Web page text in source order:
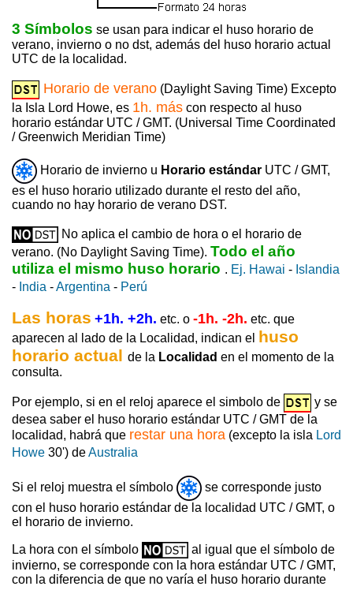
3 Símbolos se usan para indicar el huso horario de
verano, invierno o no dst, además del huso horario actual
UTC de la localidad.
Horario de verano (Daylight Saving Time) Excepto
la Isla Lord Howe, es 1h. más con respecto al huso
horario estándar UTC / GMT. (Universal Time Coordinated
/ Greenwich Meridian Time)
Horario de invierno u Horario estándar UTC / GMT,
es el huso horario utilizado durante el resto del año,
cuando no hay horario de verano DST.
No aplica el cambio de hora o el horario de
verano. (No Daylight Saving Time). Todo el año
utiliza el mismo huso horario . Ej. Hawai - Islandia
- India -Argentina - Perú
Las horas +1h. +2h. etc. o -1h. -2h. etc. que
aparecen al lado de la Localidad, indican el huso
horario actual de la Localidad en el momento de la
consulta.
Por ejemplo, si en el reloj aparece el simbolo de
y se
desea saber el huso horario estándar UTC / GMT de la
localidad, habrá que restar una hora (excepto la isla Lord
Howe 30') deAustralia
Si el reloj muestra el símbolo
se corresponde justo
con el huso horario estándar de la localidad UTC / GMT, o
el horario de invierno.
La hora con el símbolo
al igual que el símbolo de
invierno, se corresponde con la hora estándar UTC / GMT,
con la diferencia de que no varía el huso horario durante